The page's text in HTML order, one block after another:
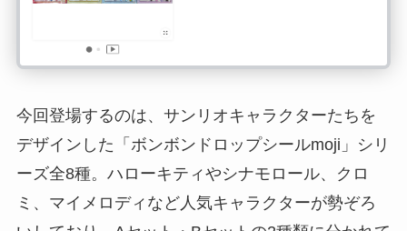
今回登場するのは、サンリオキャラクターたちを
デザインした「ボンボンドロップシールmoji」シリ
ーズ全8種。ハローキティやシナモロール、クロ
ミ、マイメロディなど人気キャラクターが勢ぞろ